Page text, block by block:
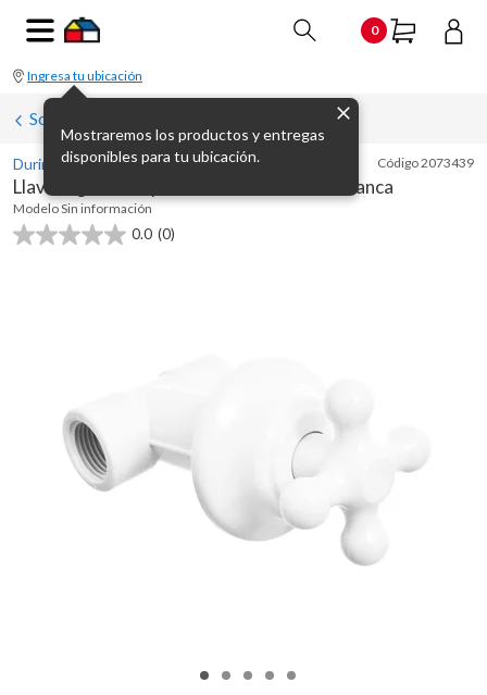
0
Ingresa tu ubicación
Mostraremos los productos y entregas
disponibles para tu ubicación.
Sopletes y reguladores de gas
Durin Código2073439
Llave regulable a presión en cruz de 1/2 " blanca
ModeloSin información
0.0 (0)
0.0